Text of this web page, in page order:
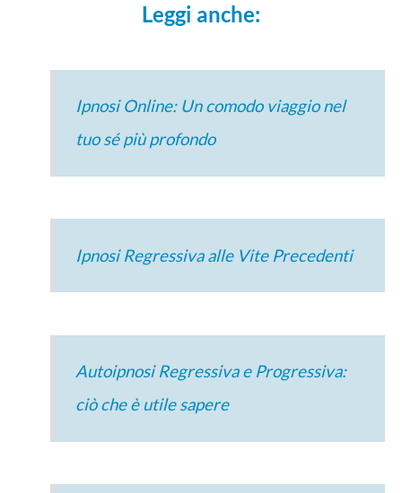
Leggi anche:
Ipnosi Online: Un comodo viaggio nel
tuo sé più profondo
Ipnosi Regressiva alle Vite Precedenti
Autoipnosi Regressiva e Progressiva:
ciò che è utile sapere